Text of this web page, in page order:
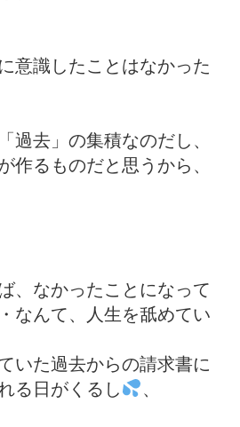
意識したことはなかった
過去」の集積なのだし、
作るものだと思うから、
、なかったことになって
なんて、人生を舐めてい
いた過去からの請求書に
る日がくるし
、